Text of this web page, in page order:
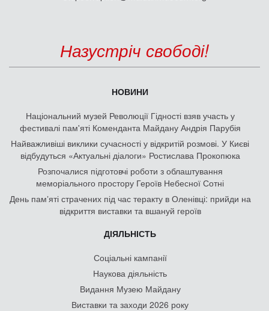
Назустріч свободі!
НОВИНИ
Національний музей Революції Гідності взяв участь у
фестивалі пам'яті Коменданта Майдану Андрія Парубія
Найважливіші виклики сучасності у відкритій розмові. У Києві
відбудуться «Актуальні діалоги» Ростислава Прокопюка
Розпочалися підготовчі роботи з облаштування
меморіального простору Героїв Небесної Сотні
День памʼяті страчених під час теракту в Оленівці: прийди на
відкриття виставки та вшануй героїв
ДІЯЛЬНІСТЬ
Соціальні кампанії
Наукова діяльність
Видання Музею Майдану
Виставки та заходи 2026 року